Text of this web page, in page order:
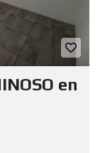
en